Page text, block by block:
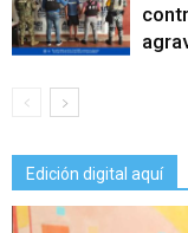
Edición digital aquí